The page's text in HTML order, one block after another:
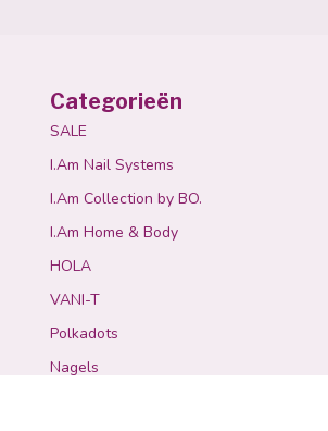
Categorieën
SALE
I.Am Nail Systems
I.Am Collection by BO.
I.Am Home & Body
HOLA
VANI-T
Polkadots
Nagels